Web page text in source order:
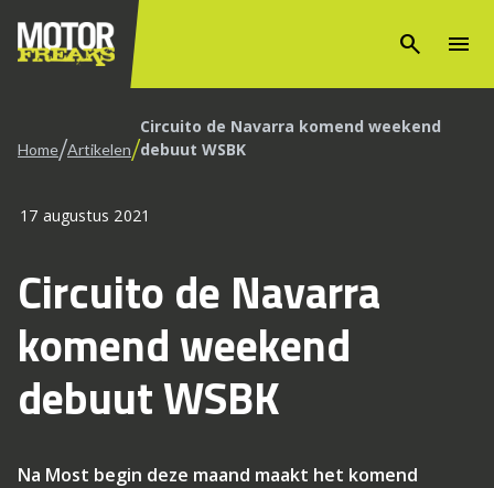
search menu
Home/Artikelen/Circuito de Navarra komend weekend
debuut WSBK
17 augustus 2021
Circuito de Navarra
komend weekend
debuut WSBK
Na Most begin deze maand maakt het komend